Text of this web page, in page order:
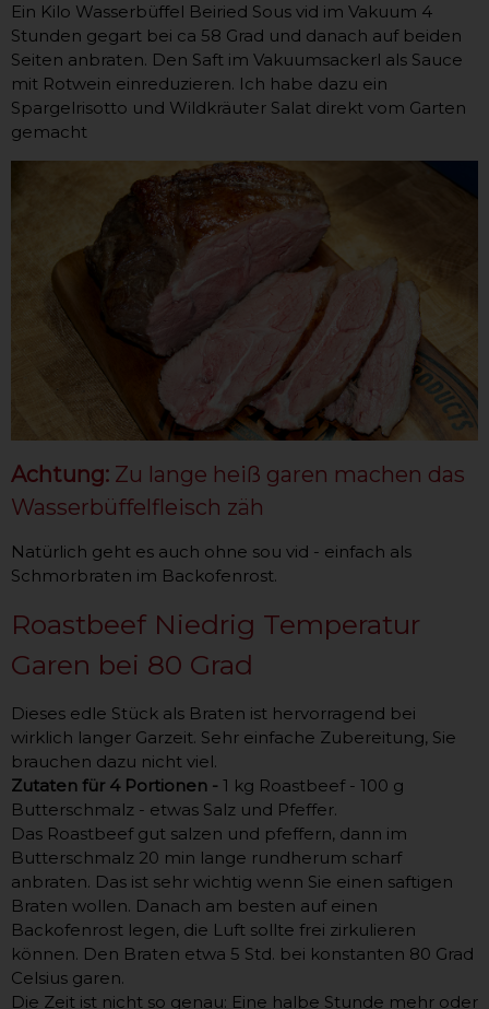
Ein Kilo Wasserbüffel Beiried Sous vid im Vakuum 4
Stunden gegart bei ca 58 Grad und danach auf beiden
Seiten anbraten. Den Saft im Vakuumsackerl als Sauce
mit Rotwein einreduzieren. Ich habe dazu ein
Spargelrisotto und Wildkräuter Salat direkt vom Garten
gemacht
Achtung: Zu lange heiß garen machen das
Wasserbüffelfleisch zäh
Natürlich geht es auch ohne sou vid - einfach als
Schmorbraten im Backofenrost.
Roastbeef Niedrig Temperatur
Garen bei 80 Grad
Dieses edle Stück als Braten ist hervorragend bei
wirklich langer Garzeit. Sehr einfache Zubereitung, Sie
brauchen dazu nicht viel.
Zutaten für 4 Portionen - 1 kg Roastbeef - 100 g
Butterschmalz - etwas Salz und Pfeffer.
Das Roastbeef gut salzen und pfeffern, dann im
Butterschmalz 20 min lange rundherum scharf
anbraten. Das ist sehr wichtig wenn Sie einen saftigen
Braten wollen. Danach am besten auf einen
Backofenrost legen, die Luft sollte frei zirkulieren
können. Den Braten etwa 5 Std. bei konstanten 80 Grad
Celsius garen.
Die Zeit ist nicht so genau: Eine halbe Stunde mehr oder